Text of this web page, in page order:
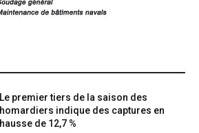
Le premier tiers de la saison des
homardiers indique des captures en
hausse de 12,7 %